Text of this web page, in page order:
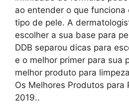
ao entender o que funciona
tipo de pele. A
escolher a sua base para
DDB separou dicas para
e o melhor primer para sua
melhor produto para
Os Melhores Produtos para
2019..